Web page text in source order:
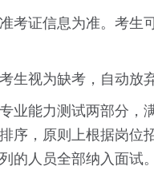
考证信息为准。考生
生视为缺考，自动放
业能力测试两部分，
序，原则上根据岗位
的人员全部纳入面